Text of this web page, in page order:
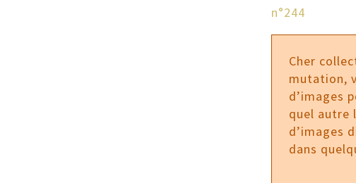
n°244
Cher
mutation,
d’images
quel autre
d’images
dans